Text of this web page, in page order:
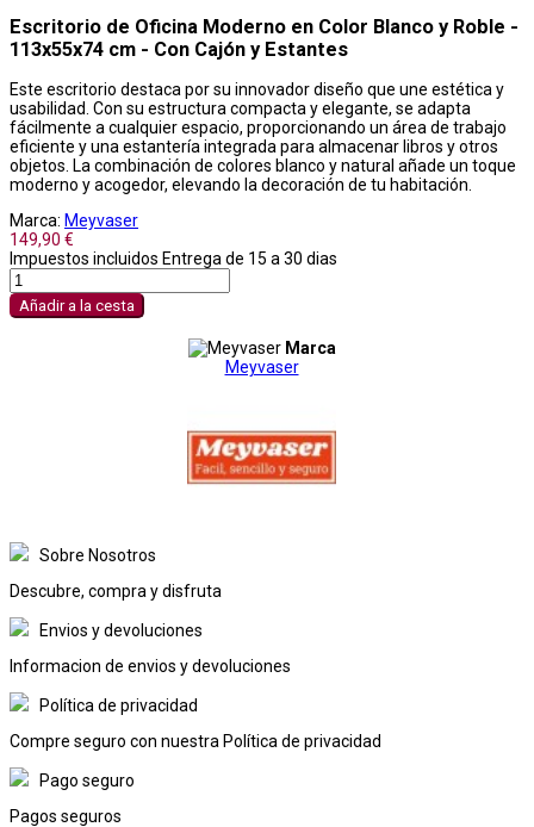
Escritorio de Oficina Moderno en Color Blanco y Roble -
113x55x74 cm - Con Cajón y Estantes
Este escritorio destaca por su innovador diseño que une estética y
usabilidad. Con su estructura compacta y elegante, se adapta
fácilmente a cualquier espacio, proporcionando un área de trabajo
eficiente y una estantería integrada para almacenar libros y otros
objetos. La combinación de colores blanco y natural añade un toque
moderno y acogedor, elevando la decoración de tu habitación.
Marca: Meyvaser
149,90 €
Impuestos incluidos Entrega de 15 a 30 dias
Añadir a la cesta
Marca
Meyvaser
Sobre Nosotros
Descubre, compra y disfruta
Envios y devoluciones
Informacion de envios y devoluciones
Política de privacidad
Compre seguro con nuestra Política de privacidad
Pago seguro
Pagos seguros